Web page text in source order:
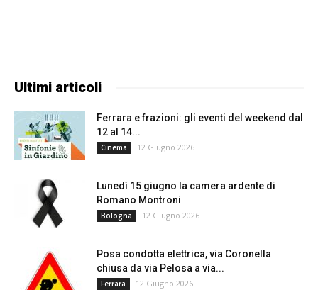
Ultimi articoli
Ferrara e frazioni: gli eventi del weekend dal
12 al 14...
Cinema 12 Giugno 2026
Lunedì 15 giugno la camera ardente di
Romano Montroni
Bologna 12 Giugno 2026
Posa condotta elettrica, via Coronella
chiusa da via Pelosa a via...
Ferrara 12 Giugno 2026